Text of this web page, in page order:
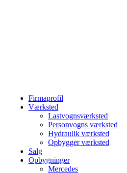
Firmaprofil
Værksted
Lastvognsværksted
Personvogns værksted
Hydraulik værksted
Opbygger værksted
Salg
Opbygninger
Mercedes